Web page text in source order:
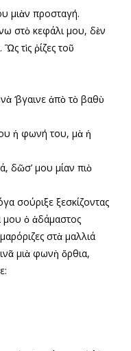
μιὰν προσταγή.
στὸ κεφάλι μου, δὲν
τὶς ῥίζες τοῦ
‘βγαινε ἀπὸ τὸ βαθὺ
ἡ φωνή του, μὰ ἡ
δῶσ’ μου μίαν πιὸ
σούριξε ξεσκίζοντας
μου ὁ ἀδάμαστος
στὰ μαλλιά
μιὰ φωνὴ ὄρθια,